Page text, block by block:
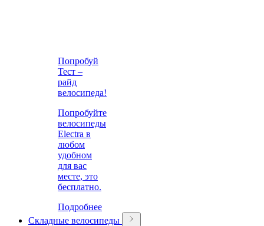
Попробуй
Тест –
райд
велосипеда!
Попробуйте
велосипеды
Electra в
любом
удобном
для вас
месте, это
бесплатно.
Подробнее
Складные велосипеды